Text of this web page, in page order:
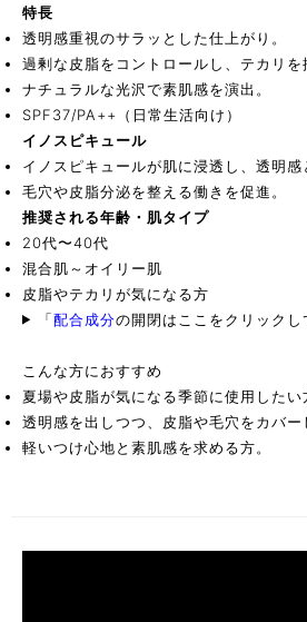
特長
透明感重視のサラッとした仕上がり。
過剰な皮脂をコントロールし、テカリを
ナチュラルな光沢で素肌感を演出。
SPF37/PA++（日常生活向け）
イノスピキュール
イノスピキュールが肌に浸透し、透明感
毛穴や皮脂分泌を整える働きを促進。
推奨される年齢・肌タイプ
20代〜40代
混合肌～オイリー肌
皮脂やテカリが気になる方
「配合成分の開閉はここをクリックし
こんな方におすすめ
夏場や皮脂が気になる季節に使用したい
透明感を出しつつ、皮脂や毛穴をカバー
軽いつけ心地と素肌感を求める方。